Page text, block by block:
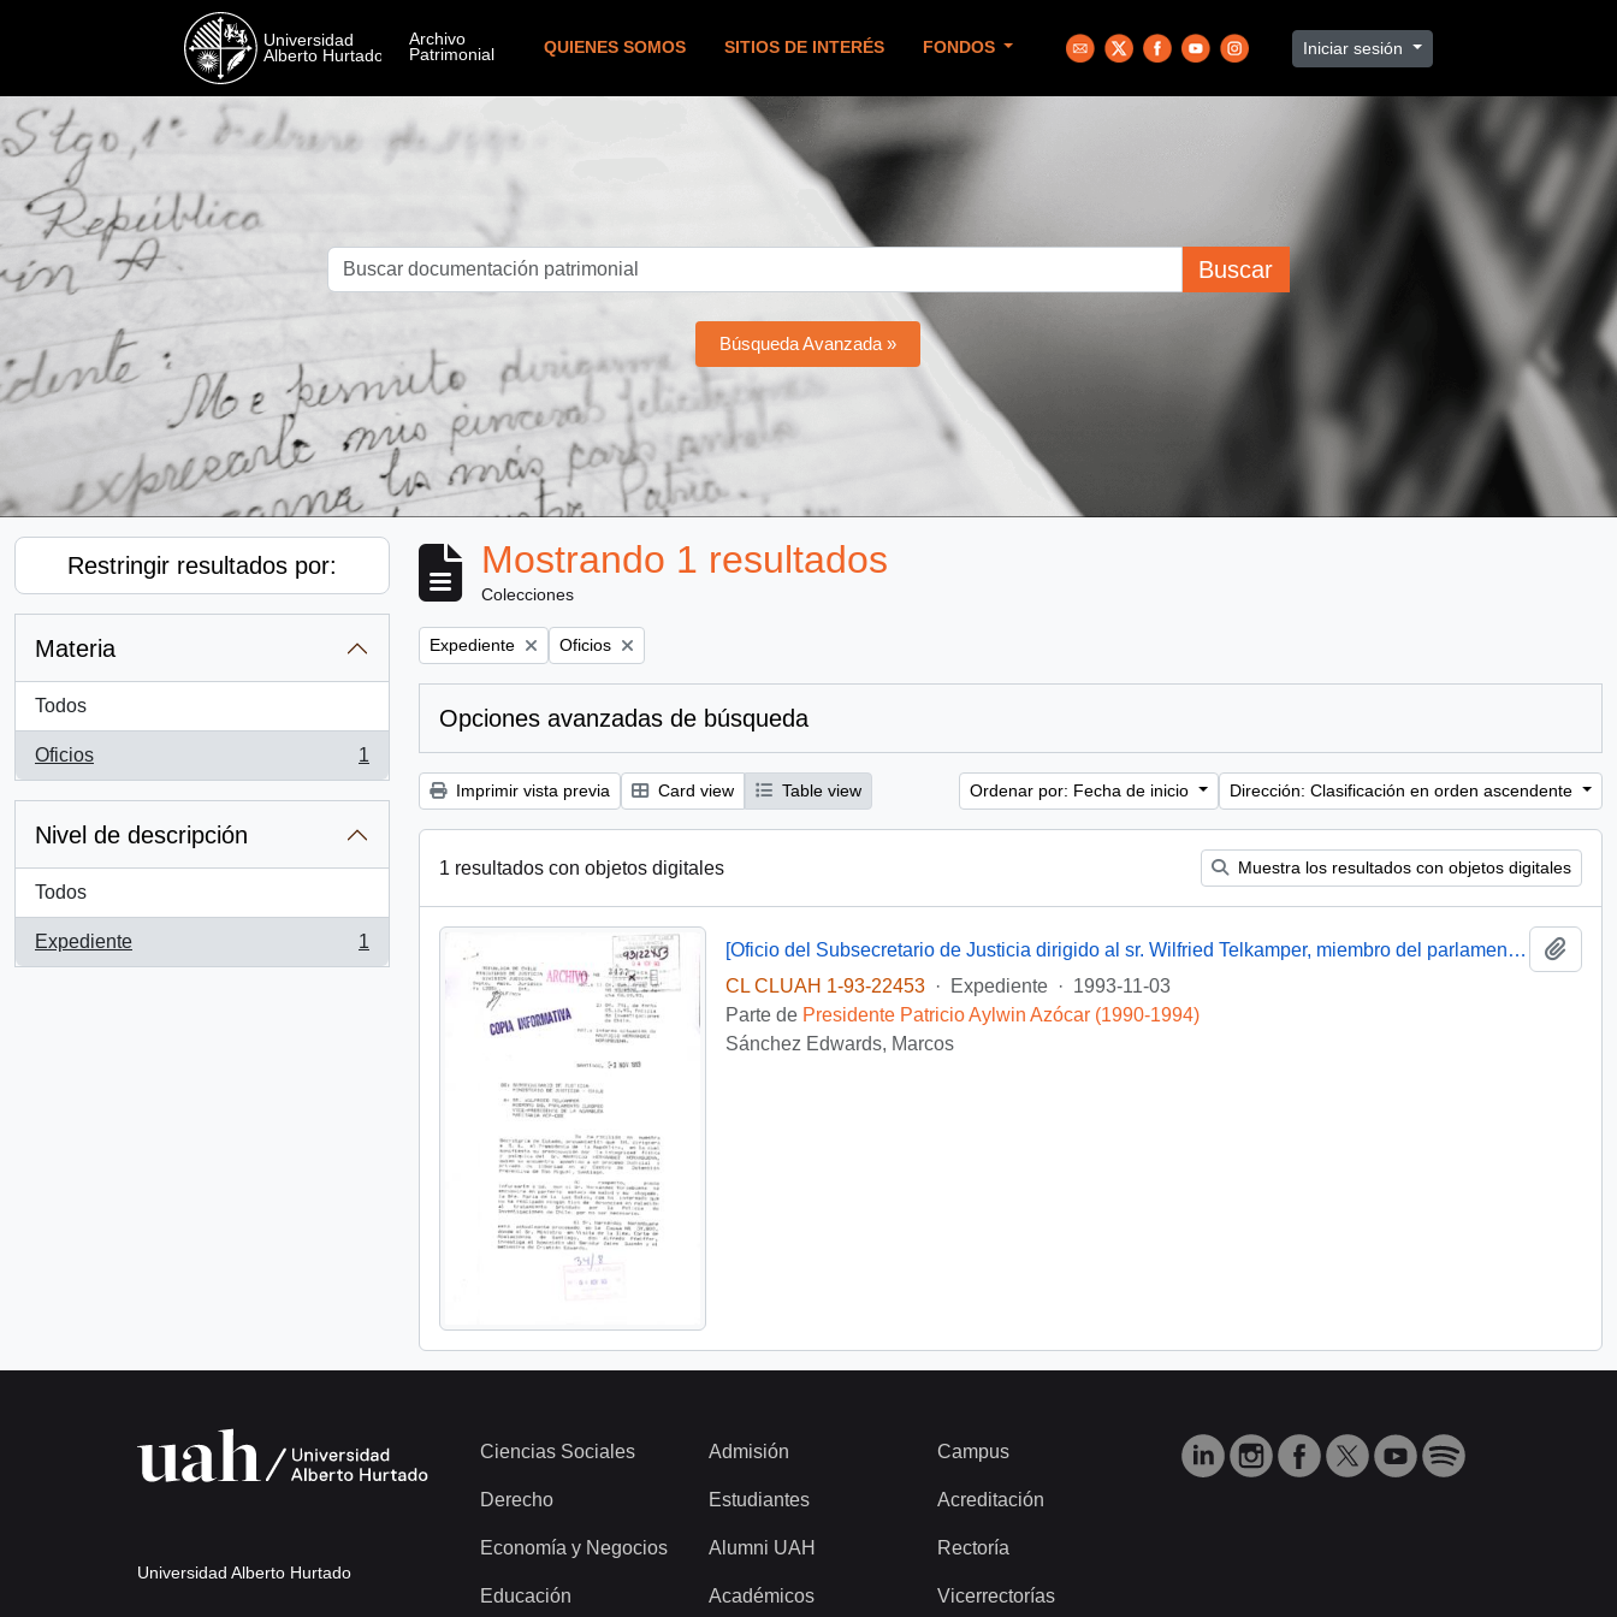
QUIENES SOMOS SITIOS DE INTERÉS FONDOS Iniciar sesión
Buscar
Búsqueda Avanzada »
Restringir resultados por:
Materia
Todos
Oficios
, 1 resultados
1
Nivel de descripción
Todos
Expediente
, 1 resultados
1
Mostrando 1 resultados
Colecciones
Remove filter:
Expediente Remove filter:
Oficios
Opciones avanzadas de búsqueda
Imprimir vista previa Card view Table view Ordenar por: Fecha de inicio Dirección: Clasificación en orden ascendente
1 resultados con objetos digitales Muestra los resultados con objetos digitales
[Oficio del Subsecretario de Justicia dirigido al sr. Wilfried Telkamper, miembro del parlamento europeo]
CL CLUAH 1-93-22453
· Expediente · 1993-11-03
Parte de Presidente Patricio Aylwin Azócar (1990-1994)
Sánchez Edwards, Marcos
Universidad Alberto Hurtado
Ciencias Sociales
Derecho
Economía y Negocios
Educación
Admisión
Estudiantes
Alumni UAH
Académicos
Campus
Acreditación
Rectoría
Vicerrectorías